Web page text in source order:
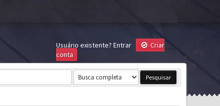
Usuário existente? Entrar
Criar
conta